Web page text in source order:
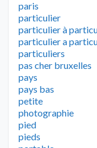
paris
particulier
particulier à
particulier a
particuliers
pas cher bruxelles
pays
pays bas
petite
photographie
pied
pieds